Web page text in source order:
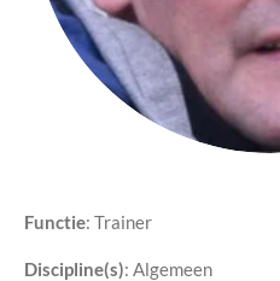
Functie: Trainer
Discipline(s): Algemeen